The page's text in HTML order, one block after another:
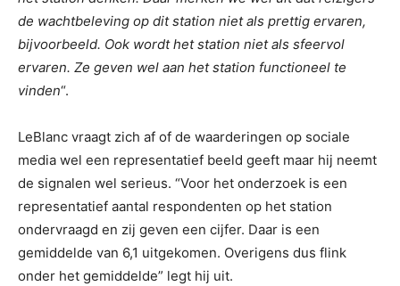
de wachtbeleving op dit station niet als prettig ervaren,
bijvoorbeeld. Ook wordt het station niet als sfeervol
ervaren. Ze geven wel aan het station functioneel te
vinden“.
LeBlanc vraagt zich af of de waarderingen op sociale
media wel een representatief beeld geeft maar hij neemt
de signalen wel serieus. “Voor het onderzoek is een
representatief aantal respondenten op het station
ondervraagd en zij geven een cijfer. Daar is een
gemiddelde van 6,1 uitgekomen. Overigens dus flink
onder het gemiddelde” legt hij uit.